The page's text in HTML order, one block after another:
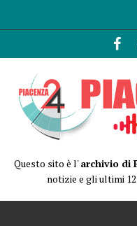
Questo sito è l'archivio di
notizie e gli ultimi